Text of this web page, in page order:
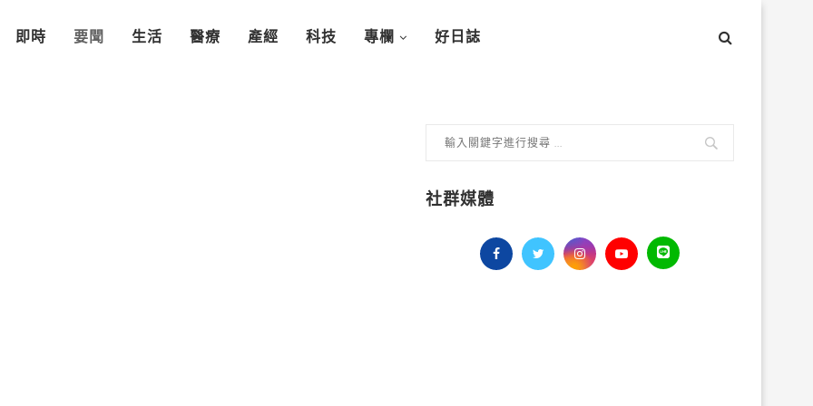
即時 要聞 生活 醫療 產經 科技 專欄 好日誌
社群媒體